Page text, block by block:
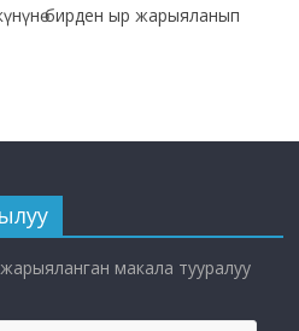
бирден ыр жарыяланып
жарыяланган макала тууралуу